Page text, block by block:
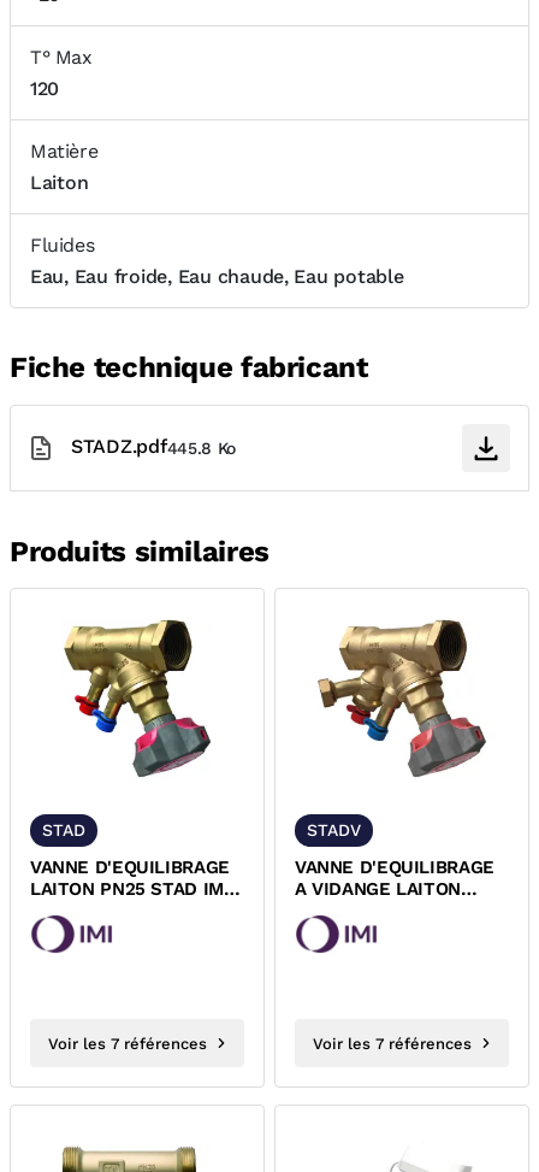
T° Max
120
Matière
Laiton
Fluides
Eau, Eau froide, Eau chaude, Eau potable
Fiche technique fabricant
STADZ.pdf445.8 Ko
Produits similaires
STAD
VANNE D'EQUILIBRAGE
LAITON PN25 STAD IMI-
TA
Voir les 7 références
STADV
VANNE D'EQUILIBRAGE
A VIDANGE LAITON
PN25 STADV IMI-TA
Voir les 7 références